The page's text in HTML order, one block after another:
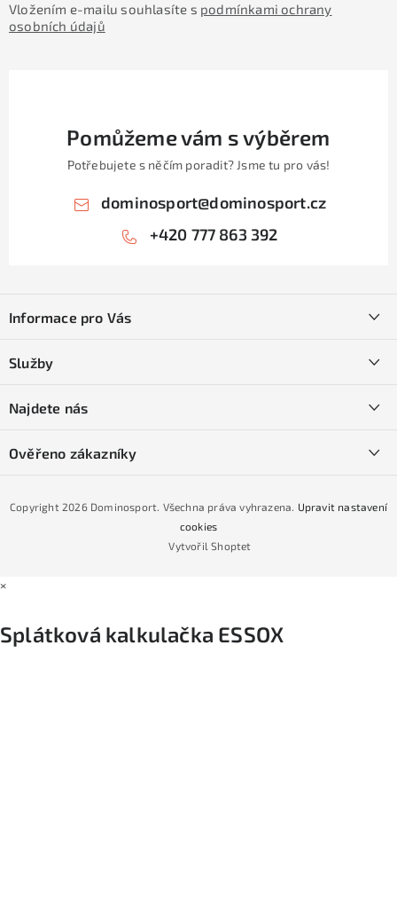
Vložením e-mailu souhlasíte s podmínkami ochrany
osobních údajů
Pomůžeme vám s výběrem
Potřebujete s něčím poradit? Jsme tu pro vás!
dominosport@dominosport.cz
+420 777 863 392
pInformace pro Vás
Obchodní podmínky
Podmínky GDPR
Podmínky nákupu na splátky ESSOX
Služby
Naše prodejna
Najdete nás
Ověřeno zákazníky
Vytvořil Shoptet
Copyright 2026 Dominosport. Všechna práva vyhrazena. Upravit nastavení
cookies
×
Splátková kalkulačka ESSOX